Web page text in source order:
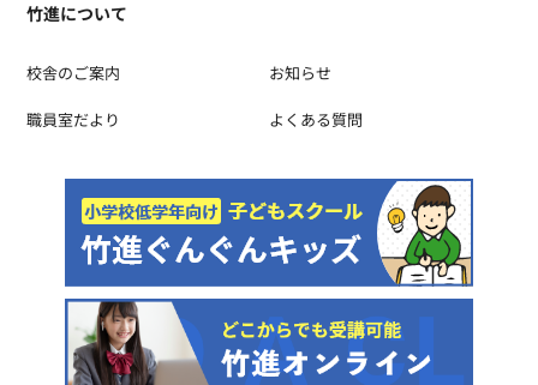
竹進について
校舎のご案内 お知らせ
職員室だより よくある質問